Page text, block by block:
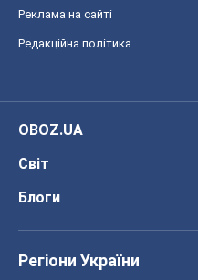
Реклама на сайті
Редакційна політика
OBOZ.UA
Світ
Блоги
Регіони України